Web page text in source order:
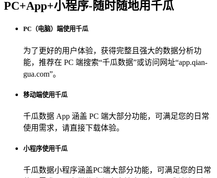
PC+App+小程序-随时随地用千瓜
PC（电脑）端使用千瓜
为了更好的用户体验，获得完整且强大的数据分析功
能，推荐在 PC 端搜索“千瓜数据”或访问网址“app.qian-
gua.com”。
移动端使用千瓜
千瓜数据 App 涵盖 PC 端大部分功能，可满足您的日常
使用需求，请直接下载体验。
小程序使用千瓜
千瓜数据小程序涵盖PC端大部分功能，可满足您的日常